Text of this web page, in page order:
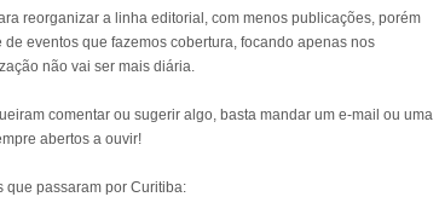
reorganizar a linha editorial, com menos publicações, porém
eventos que fazemos cobertura, focando apenas nos
não vai ser mais diária.
comentar ou sugerir algo, basta mandar um e-mail ou uma
abertos a ouvir!
que passaram por Curitiba: